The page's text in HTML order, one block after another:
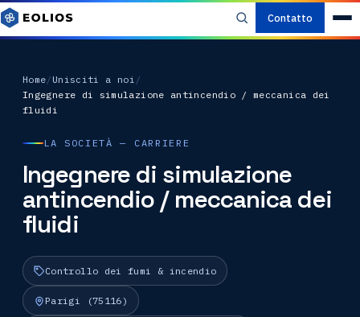
Contatto
Home/ Unisciti a noi /
Ingegnere di simulazione antincendio / meccanica dei
fluidi
LA SOCIETÀ — CARRIERE
Ingegnere di simulazione
antincendio / meccanica dei
fluidi
Controllo dei fumi & incendio
Parigi (75116)